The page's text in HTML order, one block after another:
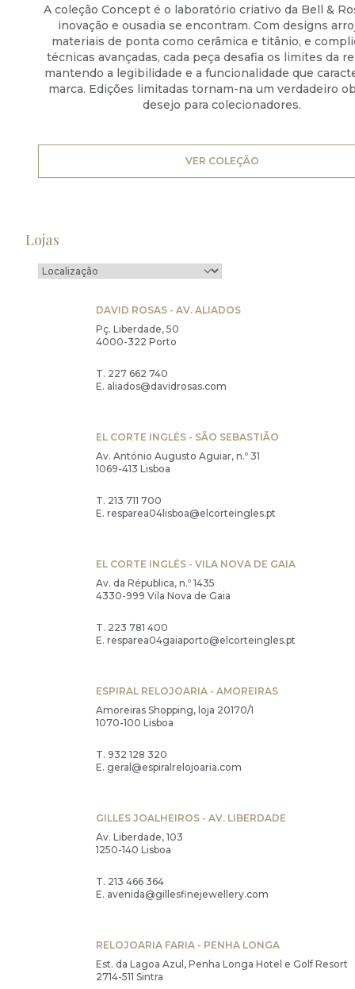
A coleção Concept é o laboratório criativo da Bell &
inovação e ousadia se encontram. Com designs
materiais de ponta como cerâmica e titânio, e
técnicas avançadas, cada peça desafia os limites da
mantendo a legibilidade e a funcionalidade que
marca. Edições limitadas tornam-na um verdadeiro
desejo para colecionadores.
VER COLEÇÃO
Lojas
DAVID ROSAS - AV. ALIADOS
Pç. Liberdade, 50
4000-322 Porto
T. 227 662 740
E. aliados@davidrosas.com
EL CORTE INGLÉS - SÃO SEBASTIÃO
Av. António Augusto Aguiar, n.º 31
1069-413 Lisboa
T. 213 711 700
E. resparea04lisboa@elcorteingles.pt
EL CORTE INGLÉS - VILA NOVA DE GAIA
Av. da Républica, n.º 1435
4330-999 Vila Nova de Gaia
T. 223 781 400
E. resparea04gaiaporto@elcorteingles.pt
ESPIRAL RELOJOARIA - AMOREIRAS
Amoreiras Shopping, loja 20170/1
1070-100 Lisboa
T. 932 128 320
E. geral@espiralrelojoaria.com
GILLES JOALHEIROS - AV. LIBERDADE
Av. Liberdade, 103
1250-140 Lisboa
T. 213 466 364
E. avenida@gillesfinejewellery.com
RELOJOARIA FARIA - PENHA LONGA
Est. da Lagoa Azul, Penha Longa Hotel e Golf Resort
2714-511 Sintra